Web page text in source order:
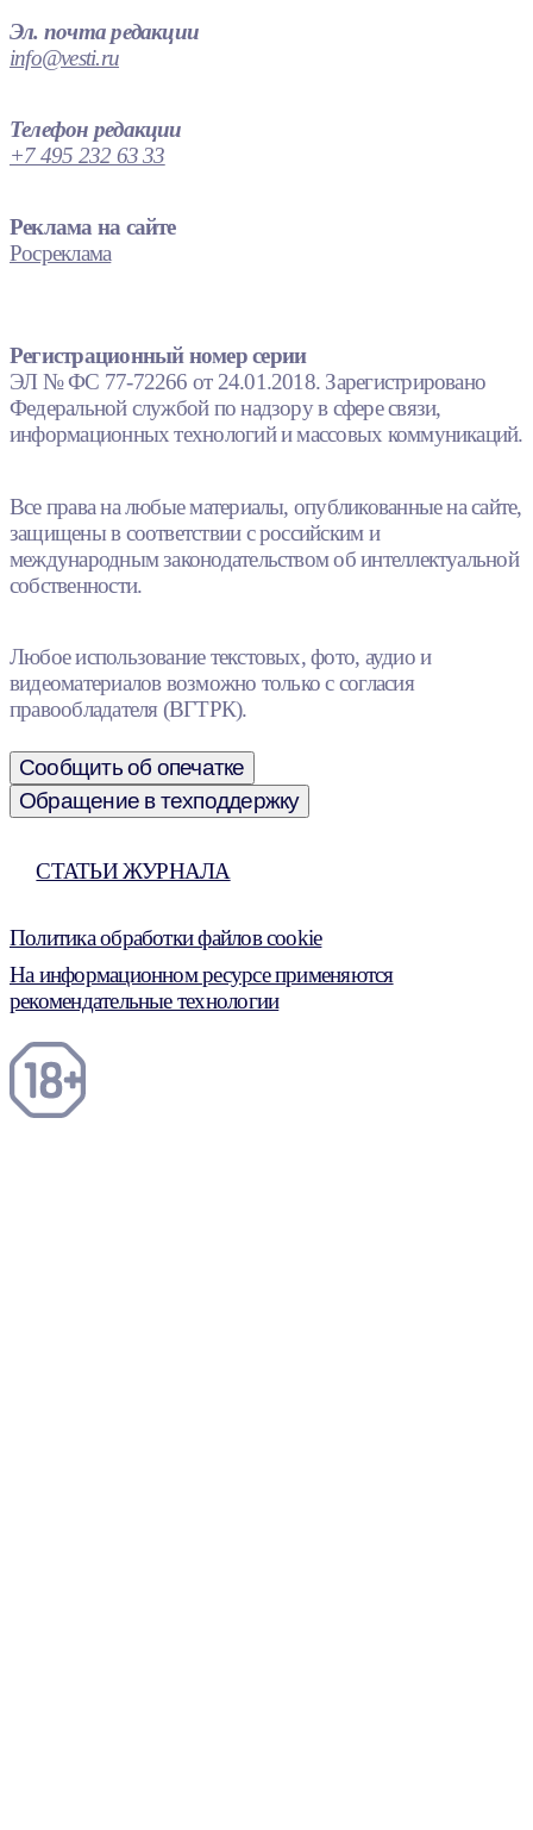
Эл. почта редакции
info@vesti.ru
Телефон редакции
+7 495 232 63 33
Реклама на сайте
Росреклама
Регистрационный номер серии
ЭЛ № ФС 77-72266 от 24.01.2018. Зарегистрировано
Федеральной службой по надзору в сфере связи,
информационных технологий и массовых коммуникаций.
Все права на любые материалы, опубликованные на сайте,
защищены в соответствии с российским и
международным законодательством об интеллектуальной
собственности.
Любое использование текстовых, фото, аудио и
видеоматериалов возможно только с согласия
правообладателя (ВГТРК).
Сообщить об опечатке
Обращение в техподдержку
СТАТЬИ ЖУРНАЛА
Политика обработки файлов cookie
На информационном ресурсе применяются
рекомендательные технологии